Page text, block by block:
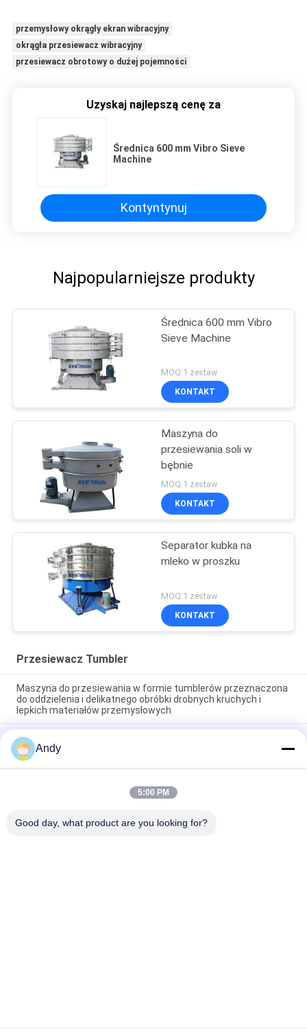
przemysłowy okrągły ekran wibracyjny
okrągła przesiewacz wibracyjny
przesiewacz obrotowy o dużej pojemności
Uzyskaj najlepszą cenę za
Średnica 600 mm Vibro Sieve
Machine
Kontyntynuj
Najpopularniejsze produkty
Średnica 600 mm Vibro
Sieve Machine
MOQ:1 zestaw
KONTAKT
Maszyna do
przesiewania soli w
bębnie
MOQ:1 zestaw
KONTAKT
Separator kubka na
mleko w proszku
MOQ:1 zestaw
KONTAKT
Przesiewacz Tumbler
Maszyna do przesiewania w formie tumblerów przeznaczona
do oddzielenia i delikatnego obróbki drobnych kruchych i
lepkich materiałów przemysłowych
Przesiewacz bębnowy zaprojektowany z myślą o łatwej
konserwacji i delikatnym przesiewaniu delikatnych, drobnych i
lepkich materiałów w przemyśle
Wysokiej wydajności maszyna do przesiewania z butelką,
oferująca wielopoziomową klasyfikację wielkości cząstek i
Andy
5:00 PM
Good day, what product are you looking for?